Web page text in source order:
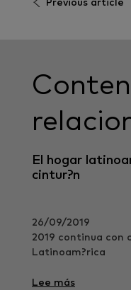
Previous article
El hogar
cintur?n
26/09/2019
2019 continua con
Latinoam?rica
Lee más